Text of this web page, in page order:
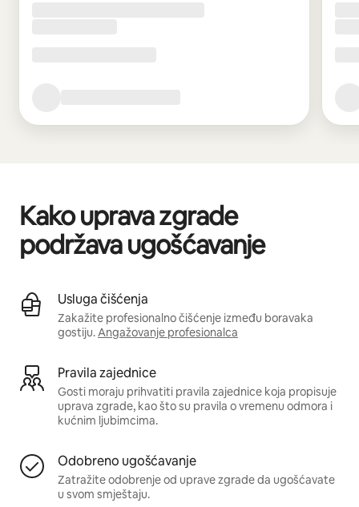
Kako uprava zgrade
podržava ugošćavanje
Usluga čišćenja
Zakažite profesionalno čišćenje između boravaka
gostiju.Angažovanje profesionalca
Pravila zajednice
Gosti moraju prihvatiti pravila zajednice koja propisuje
uprava zgrade, kao što su pravila o vremenu odmora i
kućnim ljubimcima.
Odobreno ugošćavanje
Zatražite odobrenje od uprave zgrade da ugošćavate
u svom smještaju.